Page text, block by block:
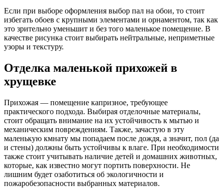
Если при выборе оформления выбор пал на обои, то стоит
избегать обоев с крупными элементами и орнаментом, так как
это зрительно уменьшит и без того маленькое помещение. В
качестве рисунка стоит выбирать нейтральные, неприметные
узоры и текстуру.
Отделка маленькой прихожей в
хрущевке
Прихожая — помещение капризное, требующее
практического подхода. Выбирая отделочные материалы,
стоит обращать внимание на их устойчивость к мытью и
механическим повреждениям. Также, зачастую в эту
маленькую кмнату мы попадаем после дождя, а значит, пол (да
и стены) должны быть устойчивы к влаге. При необходимости
также стоит учитывать наличие детей и домашних животных,
которые, как известно могут портить поверхности. Не
лишним будет озаботиться об экологичности и
пожаробезопасности выбранных материалов.